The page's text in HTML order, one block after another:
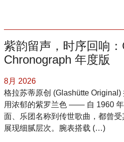
紫韵留声，时序回响
Chronograph 年度版
8月 2026
格拉苏蒂原创 (Glashütte
用浓郁的紫罗兰色 —— 自 1960
面、乐团名称到传世歌曲，都曾
展现细腻层次。腕表搭载 (…)